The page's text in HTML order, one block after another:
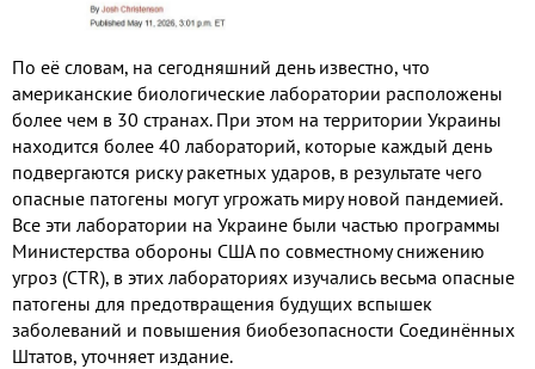
По её словам, на сегодняшний день известно, что
американские биологические лаборатории расположены
более чем в 30 странах. При этом на территории Украины
находится более 40 лабораторий, которые каждый день
подвергаются риску ракетных ударов, в результате чего
опасные патогены могут угрожать миру новой пандемией.
Все эти лаборатории на Украине были частью программы
Министерства обороны США по совместному снижению
угроз (CTR), в этих лабораториях изучались весьма опасные
патогены для предотвращения будущих вспышек
заболеваний и повышения биобезопасности Соединённых
Штатов, уточняет издание.